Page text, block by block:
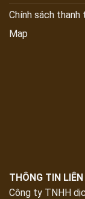
Chính sách thanh
Map
THÔNG TIN LIÊN
Công ty TNHH